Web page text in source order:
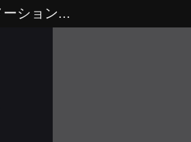
ション...